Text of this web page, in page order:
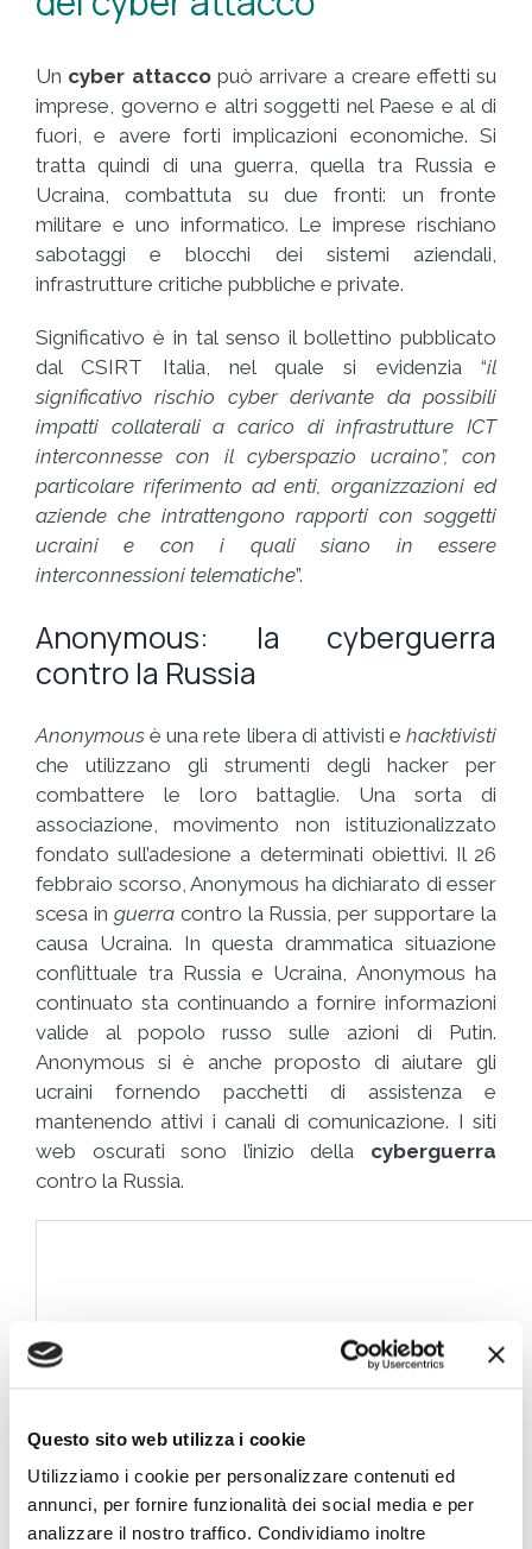
Questo sito web utilizza i cookie
Utilizziamo i cookie per personalizzare contenuti ed
annunci, per fornire funzionalità dei social media e per
analizzare il nostro traffico. Condividiamo inoltre
Un cyber attaccopuò arrivare a creare effetti su
imprese, governo e altri soggetti nel Paese e al di
fuori, e avere forti implicazioni economiche. Si
tratta quindi di una guerra, quella tra Russia e
Ucraina, combattuta su due fronti: un fronte
militare e uno informatico. Le imprese rischiano
sabotaggi e blocchi dei sistemi aziendali,
infrastrutture critiche pubbliche e private.
Significativo è in tal senso il bollettino pubblicato
dal CSIRT Italia, nel quale si evidenzia “il
significativo rischio cyber derivante da possibili
impatti collaterali a carico di infrastrutture ICT
interconnesse con il cyberspazio ucraino”, con
particolare riferimento ad enti, organizzazioni ed
aziende che intrattengono rapporti con soggetti
ucraini e con i quali siano in essere
interconnessioni telematiche”.
Anonymous: la cyberguerra
contro la Russia
Anonymous è una rete libera di attivisti e hacktivisti
che utilizzano gli strumenti degli hacker per
combattere le loro battaglie. Una sorta di
associazione, movimento non istituzionalizzato
fondato sull’adesione a determinati obiettivi. Il 26
febbraio scorso, Anonymous ha dichiarato di esser
scesa in guerracontro la Russia, per supportare la
causa Ucraina. In questa drammatica situazione
conflittuale tra Russia e Ucraina, Anonymous ha
continuato sta continuando a fornire informazioni
valide al popolo russo sulle azioni di Putin.
Anonymous si è anche proposto di aiutare gli
ucraini fornendo pacchetti di assistenza e
mantenendo attivi i canali di comunicazione. I siti
web oscurati sono l’inizio della cyberguerra
contro la Russia.